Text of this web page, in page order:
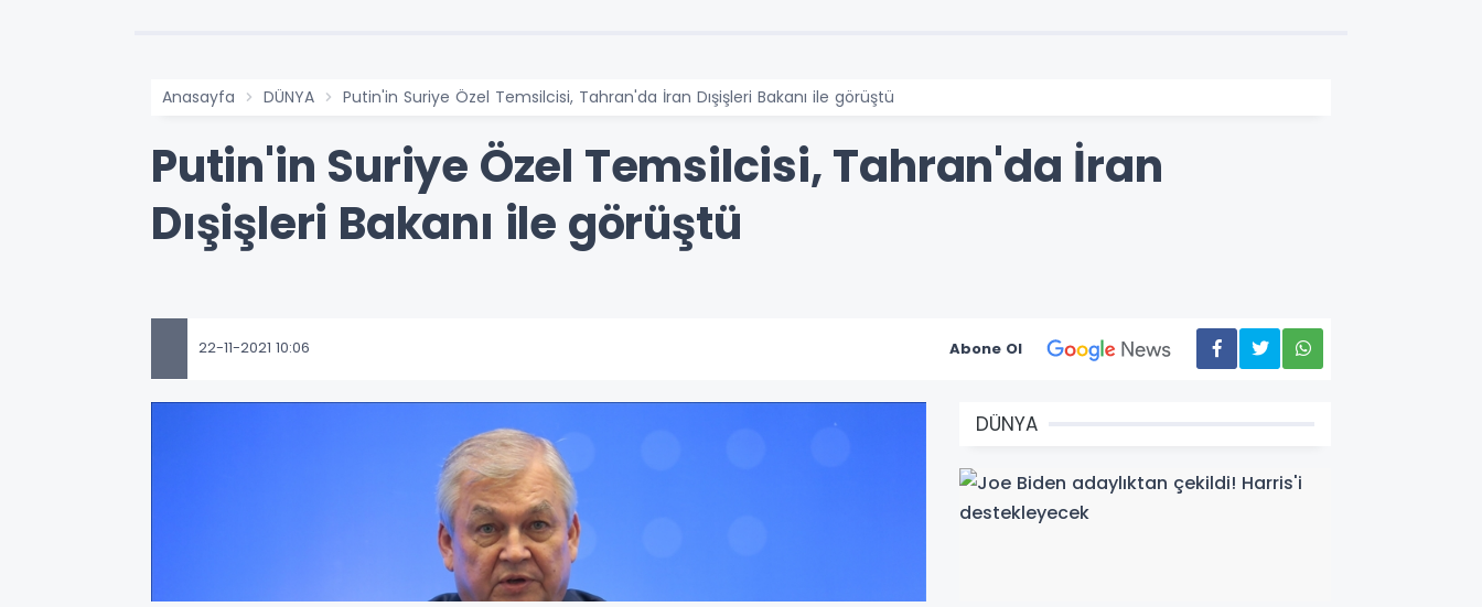
Anasayfa DÜNYA Putin'in Suriye Özel Temsilcisi, Tahran'da İran Dışişleri Bakanı ile görüştü
Putin'in Suriye Özel Temsilcisi, Tahran'da İran
Dışişleri Bakanı ile görüştü
22-11-2021 10:06 Abone Ol
DÜNYA